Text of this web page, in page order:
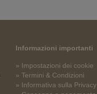
Informazioni importanti
» Impostazioni dei cookie
» Termini & Condizioni
» Informativa sulla Privacy